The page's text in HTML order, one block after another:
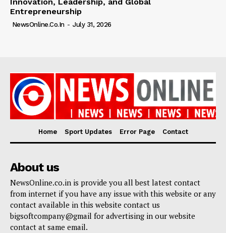
Entrepreneurship
NewsOnline.co.in - July 31, 2026
Home Sport Updates Error Page Contact
About us
NewsOnline.co.in is provide you all best latest contact
from internet if you have any issue with this website or any
contact available in this website contact us
bigsoftcompany@gmail for advertising in our website
contact at same email.